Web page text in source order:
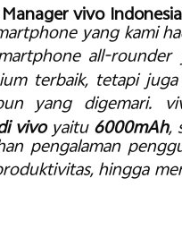
vivo Indonesia
yang kami
all-
terbaik, tetapi
yang digemari.
vivoyaitu6000mAh,
pengalaman
hingga